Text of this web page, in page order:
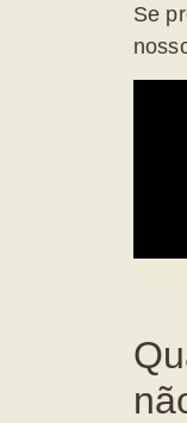
Se